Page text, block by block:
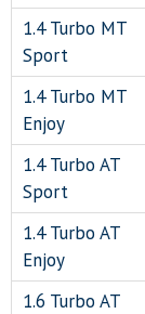
1.4 Turbo MT
Sport
1.4 Turbo MT
Enjoy
1.4 Turbo AT
Sport
1.4 Turbo AT
Enjoy
1.6 Turbo AT